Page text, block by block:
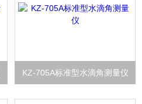
KZ-705A标准型水滴角测量仪